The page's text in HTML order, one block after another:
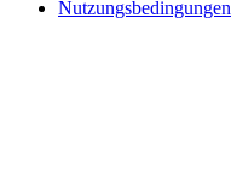
Nutzungsbedingungen